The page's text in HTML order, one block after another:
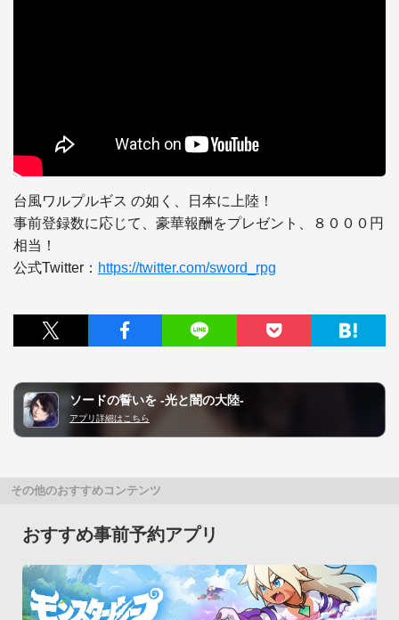
台風ワルプルギス の如く、日本に上陸！
事前登録数に応じて、豪華報酬をプレゼント、８０００円
相当！
公式Twitter： https://twitter.com/sword_rpg
ソードの誓いを -光と闇の大陸-
アプリ詳細はこちら
その他のおすすめコンテンツ
おすすめ事前予約アプリ